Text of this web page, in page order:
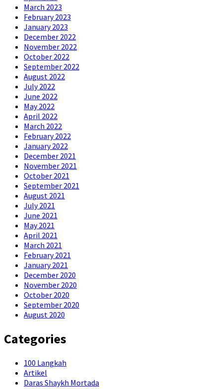
March 2023
February 2023
January 2023
December 2022
November 2022
October 2022
September 2022
August 2022
July 2022
June 2022
May 2022
April 2022
March 2022
February 2022
January 2022
December 2021
November 2021
October 2021
September 2021
August 2021
July 2021
June 2021
May 2021
April 2021
March 2021
February 2021
January 2021
December 2020
November 2020
October 2020
September 2020
August 2020
Categories
100 Langkah
Artikel
Daras Shaykh Mortada